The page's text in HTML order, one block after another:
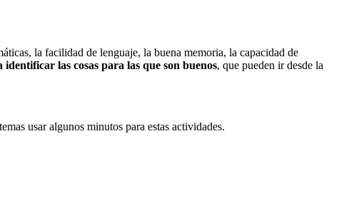
la facilidad de lenguaje, la buena memoria, la capacidad de
las cosas para las que son buenos, que pueden ir desde la
usar algunos minutos para estas actividades.